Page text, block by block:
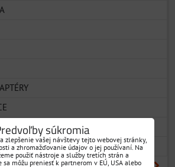
AKU ZHUTŇOVAČE BETÓNU
súkromia
zlepšenie vašej návštevy tejto webovej stránky,
a zhromažďovanie údajov o jej používaní. Na
použiť nástroje a služby tretích strán a
sa môžu preniesť k partnerom v EÚ, USA alebo